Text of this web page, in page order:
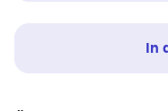
In